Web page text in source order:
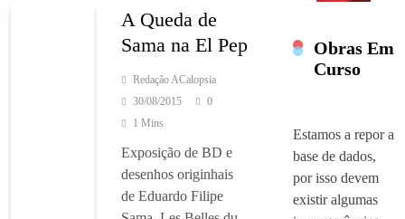
A Queda de
Sama na El Pep
Redação ACalopsia
30/08/2015
0
1 Mins
Exposição de BD e
desenhos originhais
de Eduardo Filipe
Obras Em
Curso
Estamos a repor a
base de dados,
por isso devem
existir algumas